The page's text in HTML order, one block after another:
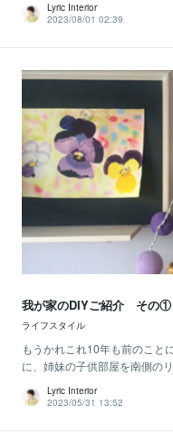
Lyric Interior
2023/08/01 02:39
我が家のDIYご紹介 その①
ライフスタイル
もうかれこれ10年も前のこと
に、姉妹の子供部屋を南側の
Lyric Interior
2023/05/31 13:52